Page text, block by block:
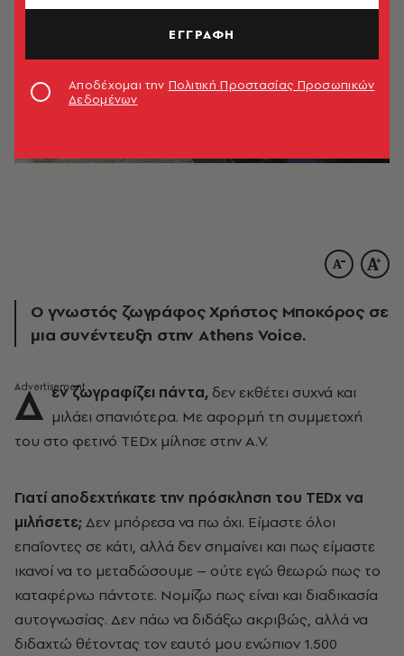
Ο γνωστός ζωγράφος Χρήστος Μποκόρος σε
μια συνέντευξη στην Athens Voice.
Δ εν ζωγραφίζει πάντα, δεν εκθέτει συχνά και
μιλάει σπανιότερα. Mε αφορμή τη συμμετοχή
του στο φετινό TEDχ μίλησε στην Α.V.
Γιατί αποδεχτήκατε την πρόσκληση του TEDx να
μιλήσετε; Δεν μπόρεσα να πω όχι. Είμαστε όλοι
επαΐοντες σε κάτι, αλλά δεν σημαίνει και πως είμαστε
ικανοί να το μεταδώσουμε – ούτε εγώ θεωρώ πως το
καταφέρνω πάντοτε. Νομίζω πως είναι και διαδικασία
αυτογνωσίας. Δεν πάω να διδάξω ακριβώς, αλλά να
διδαχτώ θέτοντας τον εαυτό μου ενώπιον 1.500
ΕΓΓΡΑΦΗ
Αποδέχομαι την Πολιτική Προστασίας Προσωπικών
Δεδομένων